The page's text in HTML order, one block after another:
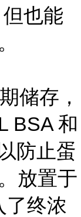
也能
储存，
BSA 和
防止蛋
放置于
终浓